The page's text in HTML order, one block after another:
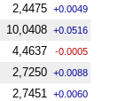
2,4475 +0.0049
10,0408 +0.0516
4,4637 -0.0005
2,7250 +0.0088
2,7451 +0.0060